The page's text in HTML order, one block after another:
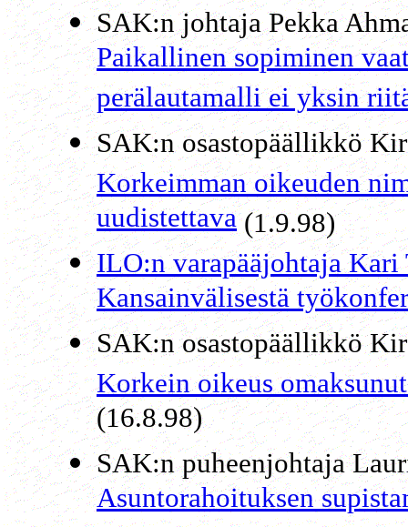
SAK:njohtajaPekka
Paikallinen sopiminen
perälautamalli ei yksin
SAK:n osastopäällikkö
Korkeimman oikeuden
uudistettava(1.9.98)
ILO:n varapääjohtaja
Kansainvälisestä
SAK:n osastopäällikkö
Korkein oikeus
(16.8.98)
SAK:n puheenjohtaja
Asuntorahoituksen